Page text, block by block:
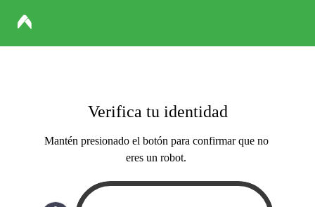
Verifica tu identidad
Mantén presionado el botón para confirmar que no
eres un robot.